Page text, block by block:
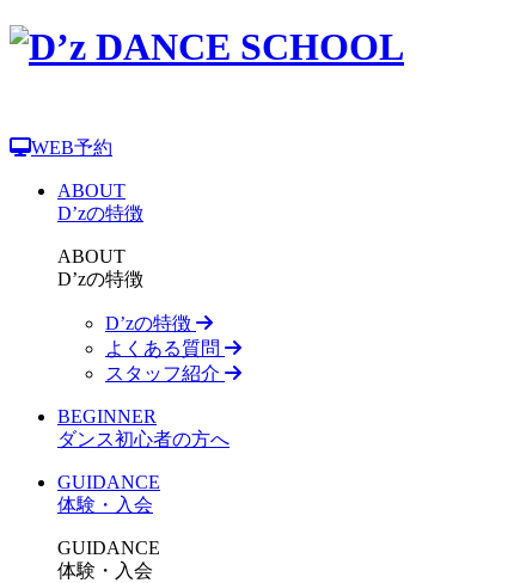
WEB予約
ABOUT
D’zの特徴
ABOUT
D’zの特徴
D’zの特徴
よくある質問
スタッフ紹介
BEGINNER
ダンス初心者の方へ
GUIDANCE
体験・入会
GUIDANCE
体験・入会